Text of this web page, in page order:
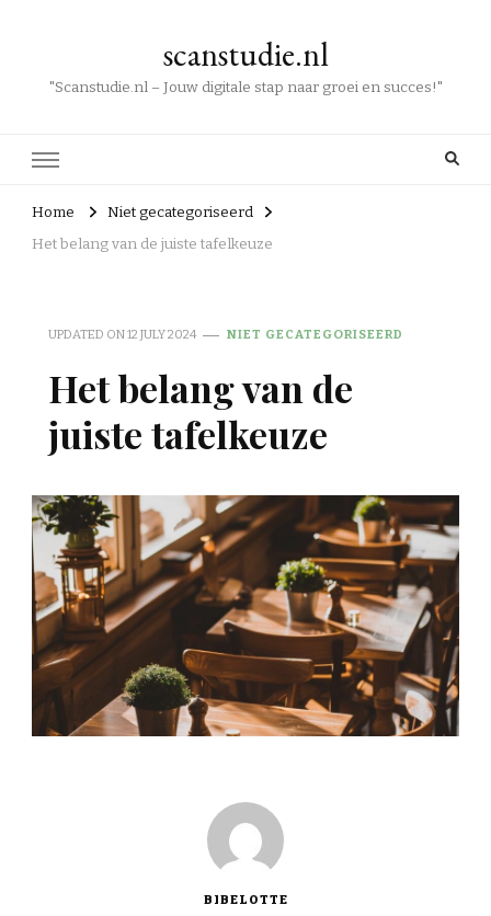
scanstudie.nl
"Scanstudie.nl – Jouw digitale stap naar groei en succes!"
Home
Niet gecategoriseerd
Het belang van de juiste tafelkeuze
UPDATED ON12 JULY 2024 NIET GECATEGORISEERD
Het belang van de
juiste tafelkeuze
BIBELOTTE